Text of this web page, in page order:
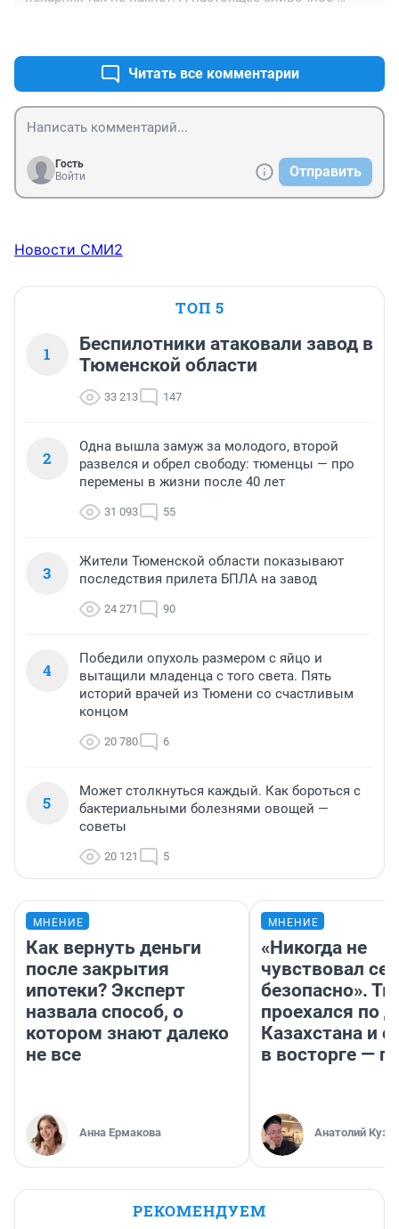
Читать все комментарии
Гость
Войти
Отправить
Новости СМИ2
ТОП 5
1
Беспилотники атаковали завод в
Тюменской области
33 213 147
2
Одна вышла замуж за молодого, второй
развелся и обрел свободу: тюменцы — про
перемены в жизни после 40 лет
31 093 55
3
Жители Тюменской области показывают
последствия прилета БПЛА на завод
24 271 90
4
Победили опухоль размером с яйцо и
вытащили младенца с того света. Пять
историй врачей из Тюмени со счастливым
концом
20 780 6
5
Может столкнуться каждый. Как бороться с
бактериальными болезнями овощей —
советы
20 121 5
МНЕНИЕ
Как вернуть деньги
после закрытия
ипотеки? Эксперт
назвала способ, о
котором знают далеко
не все
Анна Ермакова
МНЕНИЕ
«Никогда не
чувствовал
безопасно».
проехался по
Казахстана и
в восторге —
Анатолий
РЕКОМЕНДУЕМ